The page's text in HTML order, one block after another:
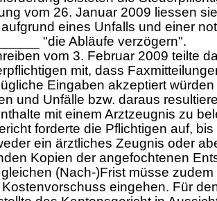
vom 26. Januar 2009 liessen
eines Unfalls und einer
"die Abläufe verzögern".
vom 3. Februar 2009 teilte
mit, dass
Eingaben akzeptiert
und Unfälle bzw. daraus
mit einem Arztzeugnis zu
forderte die Pflichtigen auf,
ein ärztliches Zeugnis oder
Kopien der angefochtenen
(Nach-)Frist müsse
eingehen. Für